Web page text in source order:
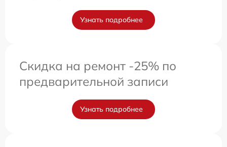
Узнать подробнее
Скидка на ремонт -25% по
предварительной записи
Узнать подробнее